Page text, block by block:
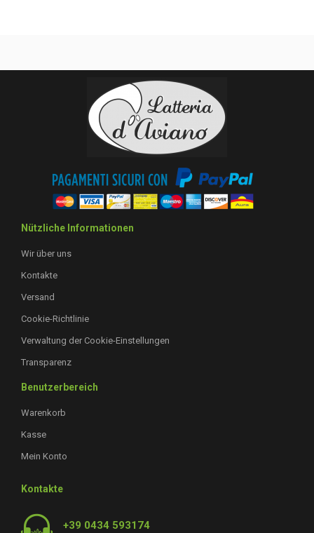
Nützliche Informationen
Wir über uns
Kontakte
Versand
Cookie-Richtlinie
Verwaltung der Cookie-Einstellungen
Transparenz
Benutzerbereich
Warenkorb
Kasse
Mein Konto
Kontakte
+39 0434 593174